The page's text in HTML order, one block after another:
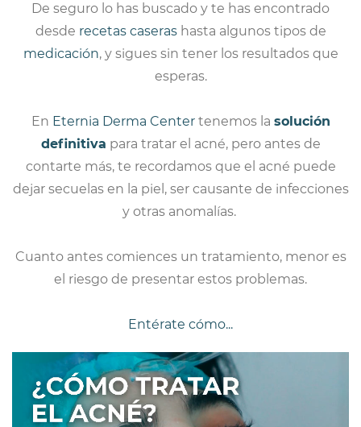
De seguro lo has buscado y te has encontrado
desde recetas caserashasta algunos tipos de
medicación, y sigues sin tener los resultados que
esperas.
En Eternia Derma Centertenemos la solución
definitiva para tratar el acné, pero antes de
contarte más, te recordamos que el acné puede
dejar secuelas en la piel, ser causante de infecciones
y otras anomalías.
Cuanto antes comiences un tratamiento, menor es
el riesgo de presentar estos problemas.
Entérate cómo...